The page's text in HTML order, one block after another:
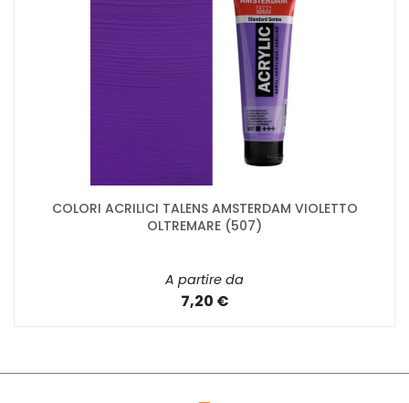
COLORI ACRILICI TALENS AMSTERDAM VIOLETTO
OLTREMARE (507)
A partire da
7,20 €